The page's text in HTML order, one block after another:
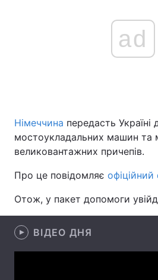
Економіка Світ
Здоров'я
ad
Німеччина передасть Україні
мостоукладальних машин та
великовантажних причепів.
Про це повідомляє офіційний
Отож, у пакет допомоги
ВІДЕО ДНЯ